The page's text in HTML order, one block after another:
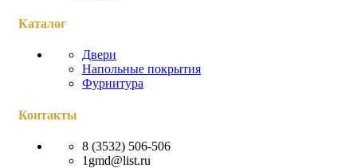
Каталог
Двери
Напольные покрытия
Фурнитура
Контакты
8 (3532) 506-506
1gmd@list.ru